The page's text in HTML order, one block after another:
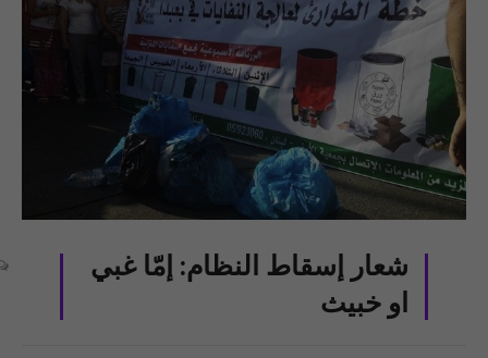
شعار إسقاط النظام: إمّا غبي
او خبيث